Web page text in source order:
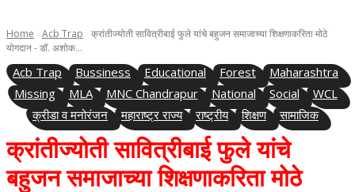
Home Acb Trap
क्रांतीज्योती सावित्रीबाई फुले यांचे बहुजन समाजाच्या शिक्षणाकरिता मोठे
योगदान - डॉ. अशोक...
Acb Trap Bussiness Educational Forest
Maharashtra
Missing
MLA MNC Chandrapur National Social
WCL
क्रीडा व मनोरंजन
महाराष्ट्र राज्य राष्ट्रीय शिक्षण सामाजिक
क्रांतीज्योती सावित्रीबाई फुले यांचे
बहुजन समाजाच्या शिक्षणाकरिता मोठे